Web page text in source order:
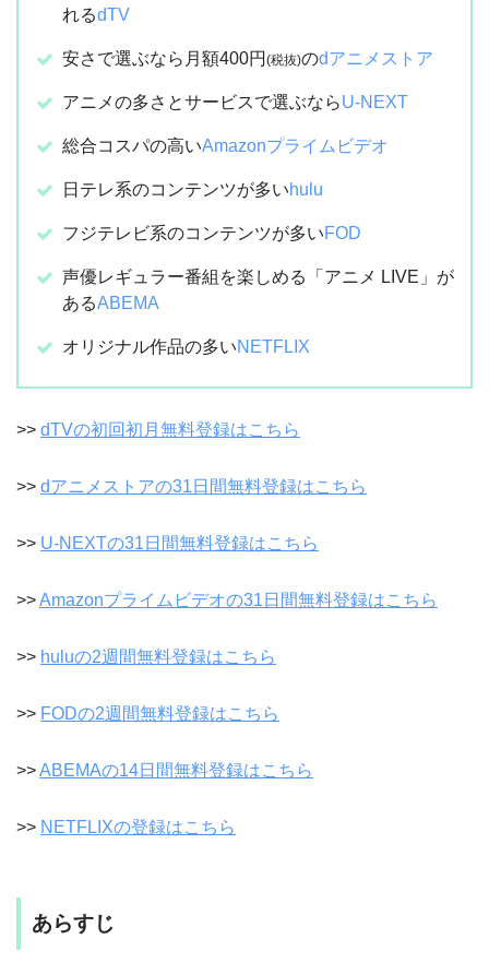
れるdTV
安さで選ぶなら月額400円 (税抜)のdアニメストア
アニメの多さとサービスで選ぶならU-NEXT
総合コスパの高いAmazonプライムビデオ
日テレ系のコンテンツが多いhulu
フジテレビ系のコンテンツが多いFOD
声優レギュラー番組を楽しめる「アニメ LIVE」が
あるABEMA
オリジナル作品の多いNETFLIX
>> dTVの初回初月無料登録はこちら
>> dアニメストアの31日間無料登録はこちら
>> U-NEXTの31日間無料登録はこちら
>>Amazonプライムビデオの31日間無料登録はこちら
>> huluの2週間無料登録はこちら
>> FODの2週間無料登録はこちら
>>ABEMAの14日間無料登録はこちら
>> NETFLIXの登録はこちら
あらすじ